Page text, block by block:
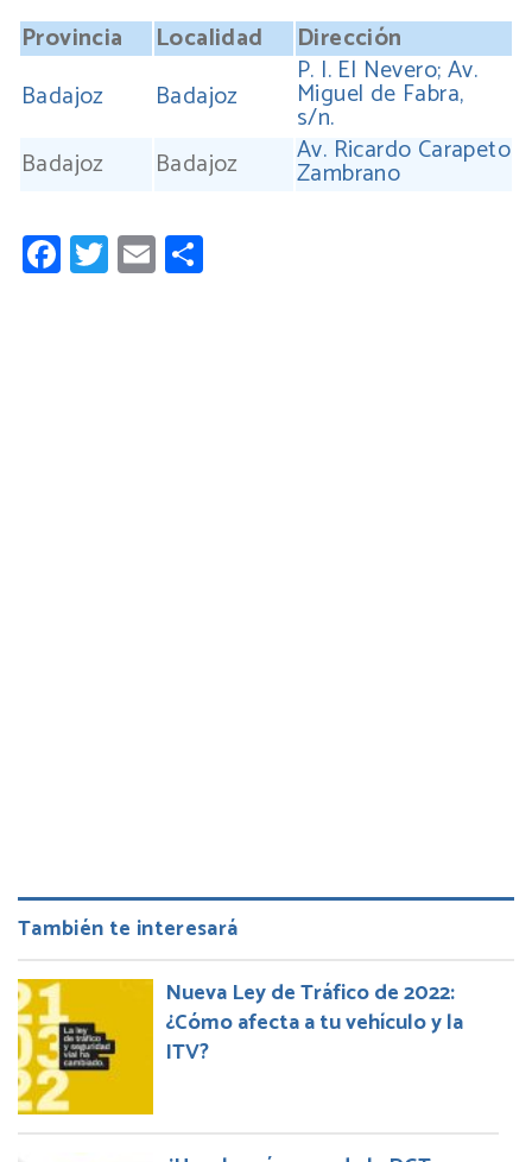
Provincia Localidad
Dirección
Badajoz
Badajoz
P. I. El Nevero; Av.
Miguel de Fabra,
s/n.
Badajoz
Badajoz Av. Ricardo Carapeto
Zambrano
Facebook
Twitter
Email
También te interesará
Nueva Ley de Tráfico de 2022:
¿Cómo afecta a tu vehículo y la
ITV?